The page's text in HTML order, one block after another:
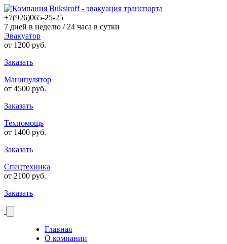
+7(926)065-25-25
7 дней в неделю / 24 часа в сутки
Эвакуатор
от 1200 руб.
Заказать
Манипулятор
от 4500 руб.
Заказать
Техпомощь
от 1400 руб.
Заказать
Спецтехника
от 2100 руб.
Заказать
Главная
О компании